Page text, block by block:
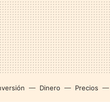
Dinero Precios